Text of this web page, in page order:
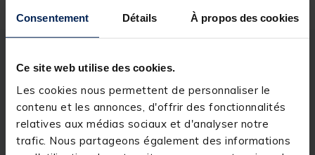
Consentement Détails À propos des cookies
Ce site web utilise des cookies.
Les cookies nous permettent de personnaliser le
contenu et les annonces, d'offrir des fonctionnalités
relatives aux médias sociaux et d'analyser notre
trafic. Nous partageons également des informations
Description & détails
Description